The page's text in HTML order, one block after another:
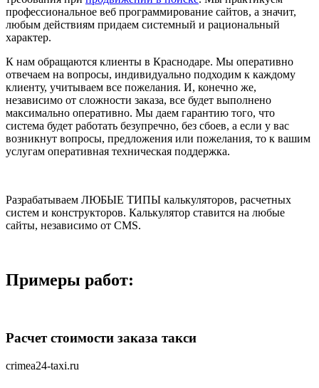
профессиональное веб программирование сайтов, а значит,
любым действиям придаем системный и рациональный
характер.
К нам обращаются клиенты в Краснодаре. Мы оперативно
отвечаем на вопросы, индивидуально подходим к каждому
клиенту, учитываем все пожелания. И, конечно же,
независимо от сложности заказа, все будет выполнено
максимально оперативно. Мы даем гарантию того, что
система будет работать безупречно, без сбоев, а если у вас
возникнут вопросы, предложения или пожелания, то к вашим
услугам оперативная техническая поддержка.
Разрабатываем ЛЮБЫЕ ТИПЫ калькуляторов, расчетных
систем и конструкторов. Калькулятор ставится на любые
сайты, независимо от CMS.
Примеры работ:
Расчет стоимости заказа такси
crimea24-taxi.ru